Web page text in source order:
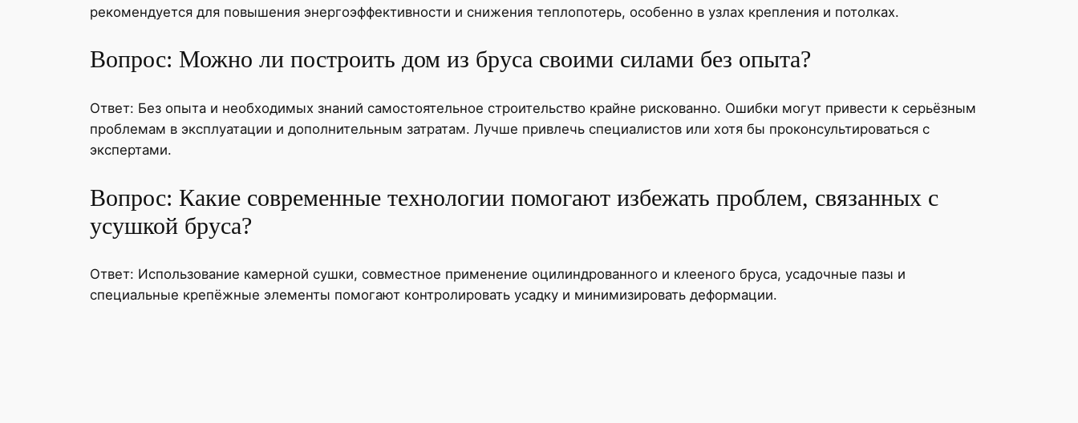
рекомендуется для повышения энергоэффективности и снижения теплопотерь, особенно в узлах крепления и потолках.
Вопрос: Можно ли построить дом из бруса своими силами без опыта?
Ответ: Без опыта и необходимых знаний самостоятельное строительство крайне рискованно. Ошибки могут привести к серьёзным
проблемам в эксплуатации и дополнительным затратам. Лучше привлечь специалистов или хотя бы проконсультироваться с
экспертами.
Вопрос: Какие современные технологии помогают избежать проблем, связанных с
усушкой бруса?
Ответ: Использование камерной сушки, совместное применение оцилиндрованного и клееного бруса, усадочные пазы и
специальные крепёжные элементы помогают контролировать усадку и минимизировать деформации.